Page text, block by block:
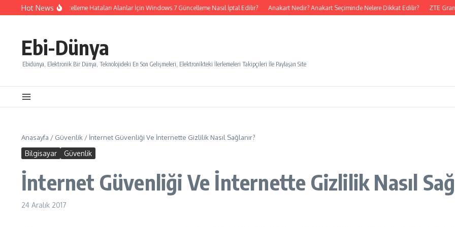
İçeriğe atlaHot News
Windows 7 Güncelleme Hataları Alanlar İçin Windows 7 Güncelleme Nasıl İptal Edilir? Anakart Nedir? Anakart Seçiminde Nelere Dikkat Edilir? ZTE
Ebi-Dünya
Ebidünya, Elektronik Bir Dünya, Teknolojideki En Son Gelişmeleri, Elektronikteki İlerlemeleri Takipçileri İle Paylaşan Site
Anasayfa / Güvenlik / İnternet Güvenliği Ve İnternette Gizlilik Nasıl Sağlanır?
Bilgisayar Güvenlik
İnternet Güvenliği Ve İnternette Gizlilik Nasıl
24 Aralık 2017